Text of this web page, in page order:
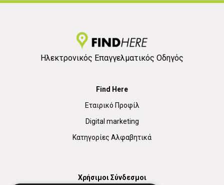
Ηλεκτρονικός Επαγγελματικός Οδηγός
Find Here
Εταιρικό Προφίλ
Digital marketing
Κατηγορίες Αλφαβητικά
Χρήσιμοι Σύνδεσμοι